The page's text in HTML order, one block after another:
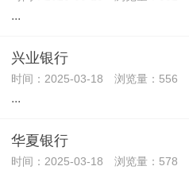
...
兴业银行
时间：2025-03-18 浏览量：556
...
华夏银行
时间：2025-03-18 浏览量：578